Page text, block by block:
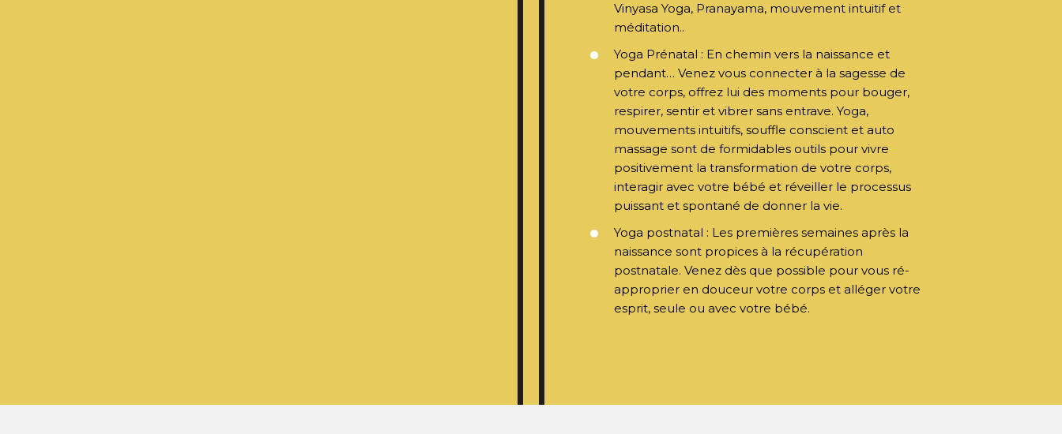
Vinyasa Yoga, Pranayama, mouvement intuitif et
méditation..
Yoga Prénatal : En chemin vers la naissance et
pendant… Venez vous connecter à la sagesse de
votre corps, offrez lui des moments pour bouger,
respirer, sentir et vibrer sans entrave. Yoga,
mouvements intuitifs, souffle conscient et auto
massage sont de formidables outils pour vivre
positivement la transformation de votre corps,
interagir avec votre bébé et réveiller le processus
puissant et spontané de donner la vie.
Yoga postnatal : Les premières semaines après la
naissance sont propices à la récupération
postnatale. Venez dès que possible pour vous ré-
approprier en douceur votre corps et alléger votre
esprit, seule ou avec votre bébé.